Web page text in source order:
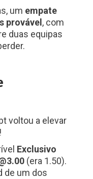
um empate
provável , com
duas equipas
voltou a elevar
Exclusivo
(era 1.50).
de um dos